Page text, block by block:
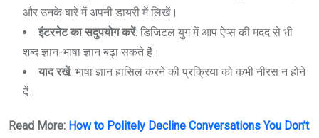
और उनके बारे में अपनी डायरी में लिखें।
इंटरनेट का सदुपयोग करें: डिजिटल युग में आप ऐप्स की मदद से भी
शब्द ज्ञान-भाषा ज्ञान बढ़ा सकते हैं।
याद रखें: भाषा ज्ञान हासिल करने की प्रक्रिया को कभी नीरस न होने
दें।
Read More: How to Politely Decline Conversations You Don’t